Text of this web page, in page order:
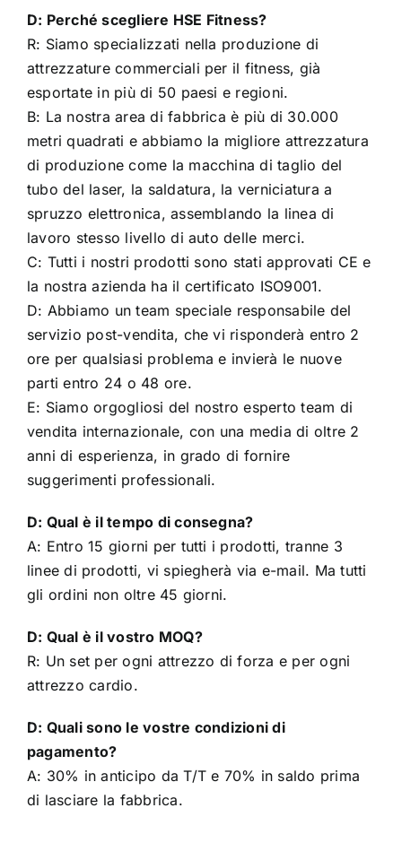
D: Perché scegliere HSE Fitness?
R: Siamo specializzati nella produzione di
attrezzature commerciali per il fitness, già
esportate in più di 50 paesi e regioni.
B: La nostra area di fabbrica è più di 30.000
metri quadrati e abbiamo la migliore attrezzatura
di produzione come la macchina di taglio del
tubo del laser, la saldatura, la verniciatura a
spruzzo elettronica, assemblando la linea di
lavoro stesso livello di auto delle merci.
C: Tutti i nostri prodotti sono stati approvati CE e
la nostra azienda ha il certificato ISO9001.
D: Abbiamo un team speciale responsabile del
servizio post-vendita, che vi risponderà entro 2
ore per qualsiasi problema e invierà le nuove
parti entro 24 o 48 ore.
E: Siamo orgogliosi del nostro esperto team di
vendita internazionale, con una media di oltre 2
anni di esperienza, in grado di fornire
suggerimenti professionali.
D: Qual è il tempo di consegna?
A: Entro 15 giorni per tutti i prodotti, tranne 3
linee di prodotti, vi spiegherà via e-mail. Ma tutti
gli ordini non oltre 45 giorni.
D: Qual è il vostro MOQ?
R: Un set per ogni attrezzo di forza e per ogni
attrezzo cardio.
D: Quali sono le vostre condizioni di
pagamento?
A: 30% in anticipo da T/T e 70% in saldo prima
di lasciare la fabbrica.